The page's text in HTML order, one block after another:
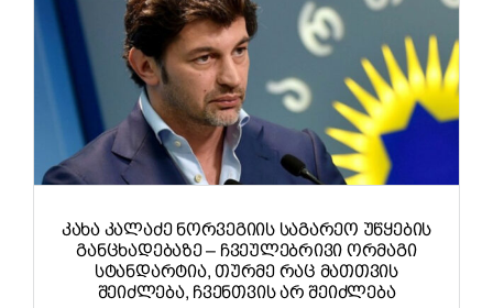
ᲙᲐᲮᲐ ᲙᲐᲚᲐᲫᲔ ᲜᲝᲠᲕᲔᲒᲘᲘᲡ ᲡᲐᲒᲐᲠᲔᲝ ᲣᲬᲧᲔᲑᲘᲡ
ᲒᲐᲜᲪᲮᲐᲓᲔᲑᲐᲖᲔ – ᲩᲕᲔᲣᲚᲔᲑᲠᲘᲕᲘ ᲝᲠᲛᲐᲒᲘ
ᲡᲢᲐᲜᲓᲐᲠᲢᲘᲐ, ᲗᲣᲠᲛᲔ ᲠᲐᲪ ᲛᲐᲗᲗᲕᲘᲡ
ᲨᲔᲘᲫᲚᲔᲑᲐ, ᲩᲕᲔᲜᲗᲕᲘᲡ ᲐᲠ ᲨᲔᲘᲫᲚᲔᲑᲐ